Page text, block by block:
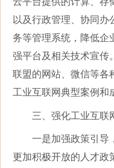
以及行政管理、协同办
务等管理系统，降低企
强平台及相关技术宣传
联盟的网站、微信等各
工业互联网典型案例和
三、强化工业互联
一是加强政策引导
更加积极开放的人才政